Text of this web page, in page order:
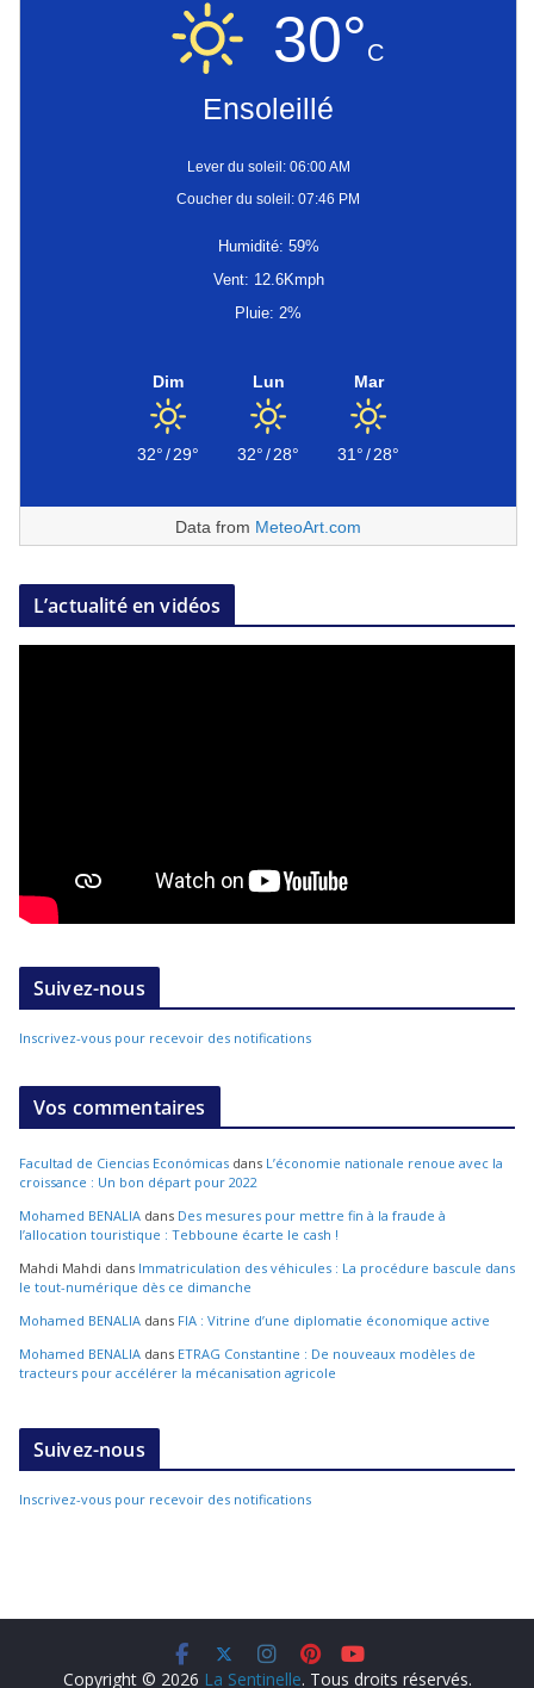
30°C
Ensoleillé
Lever du soleil: 06:00 AM
Coucher du soleil: 07:46 PM
Humidité: 59%
Vent: 12.6Kmph
Pluie: 2%
Dim
32°/29°
Lun
32°/28°
Mar
31°/28°
Data from MeteoArt.com
L’actualité en vidéos
Suivez-nous
Inscrivez-vous pour recevoir des notifications
Vos commentaires
Facultad de Ciencias Económicas dans L’économie nationale renoue avec la
croissance : Un bon départ pour 2022
Mohamed BENALIA dans Des mesures pour mettre fin à la fraude à
l’allocation touristique : Tebboune écarte le cash !
Mahdi Mahdi dans Immatriculation des véhicules : La procédure bascule dans
le tout-numérique dès ce dimanche
Mohamed BENALIA dans FIA : Vitrine d’une diplomatie économique active
Mohamed BENALIA dans ETRAG Constantine : De nouveaux modèles de
tracteurs pour accélérer la mécanisation agricole
Suivez-nous
Inscrivez-vous pour recevoir des notifications
Copyright © 2026 La Sentinelle. Tous droits réservés.